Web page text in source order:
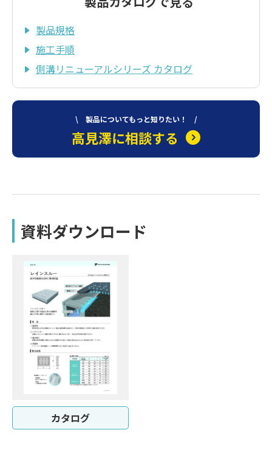
製品規格
施工手順
側溝リニューアルシリーズ カタログ
\ 製品についてもっと知りたい！ /
高見澤に相談する
資料ダウンロード
カタログ